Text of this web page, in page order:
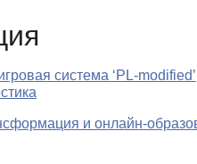
система ‘PL-modified’
и онлайн-